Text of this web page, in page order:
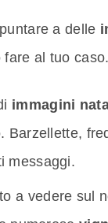
a delle
al tuo caso.
immagini
. Barzellette,
messaggi.
a vedere sul